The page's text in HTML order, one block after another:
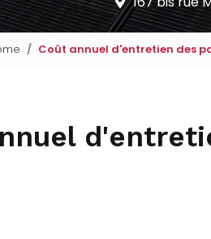
Coût annuel d'entretien des